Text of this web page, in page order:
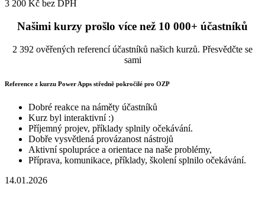
3 200 Kč bez DPH
Našimi kurzy prošlo více než 10 000+ účastníků
2 392 ověřených referencí účastníků našich kurzů. Přesvědčte se
sami
Reference z kurzu Power Apps středně pokročilé pro OZP
Dobré reakce na náměty účastníků
Kurz byl interaktivní :)
Příjemný projev, příklady splnily očekávání.
Dobře vysvětlená provázanost nástrojů
Aktivní spolupráce a orientace na naše problémy,
Příprava, komunikace, příklady, školení splnilo očekávání.
14.01.2026